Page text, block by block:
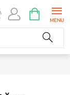
NÁKUPNÍ
KOŠÍK